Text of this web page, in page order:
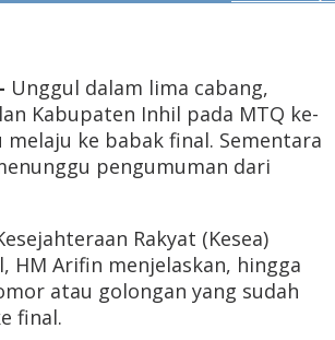
Unggul dalam lima cabang,
Kabupaten Inhil pada MTQ ke-
melaju ke babak final. Sementara
pengumuman dari
Rakyat (Kesea)
HM Arifin menjelaskan, hingga
atau golongan yang sudah
final.